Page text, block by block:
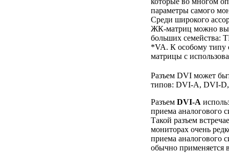
параметры самого
Среди широкого
ЖК-матриц можно
больших семейства:
*VA. К особому типу
матрицы с
Разъем DVI может
типов: DVI-A, DVI-
Разъем DVI-A
приема аналогового
Такой разъем
мониторах очень
приема аналогового
обычно применяется